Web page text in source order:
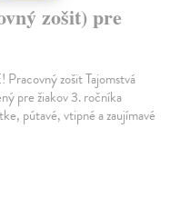
zošit) pre
zošit Tajomstvá
pre žiakov 3. ročníka
pútavé, vtipné a zaujímavé